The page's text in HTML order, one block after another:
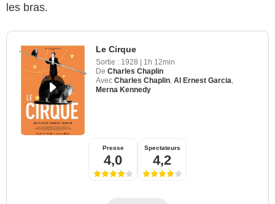
les bras.
Le Cirque
Sortie : 1928 | 1h 12min
De Charles Chaplin
Avec Charles Chaplin Al Ernest Garcia
Merna Kennedy
Presse
4,0
Spectateurs
4,2